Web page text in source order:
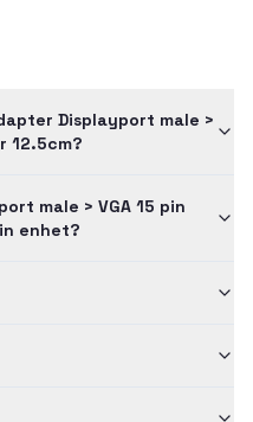
Displayport male >
12.5cm?
male > VGA 15 pin
enhet?